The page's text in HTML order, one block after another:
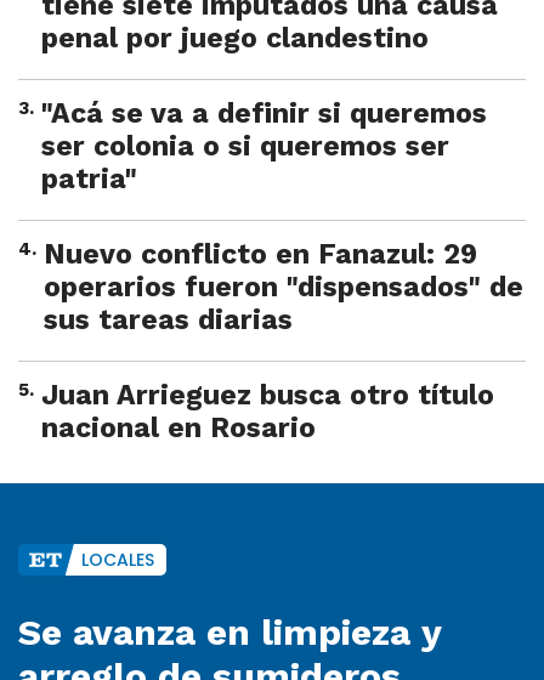
penal por juego clandestino
3. "Acá se va a definir si queremos
ser colonia o si queremos ser
patria"
4. Nuevo conflicto en Fanazul: 29
operarios fueron "dispensados" de
sus tareas diarias
5. Juan Arrieguez busca otro título
nacional en Rosario
LOCALES
Se avanza en limpieza y